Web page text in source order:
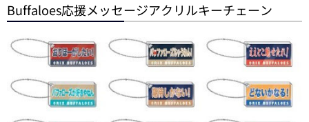
Buffaloes応援メッセージアクリルキーチェーン